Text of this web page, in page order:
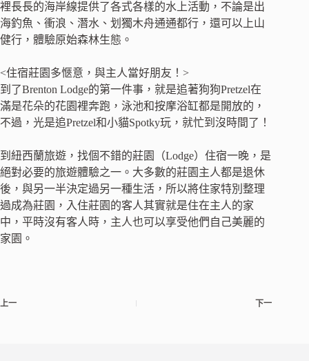
裡長長的海岸線提供了各式各樣的水上活動，不論是出
海釣魚、衝浪、潛水、划獨木舟通通都行，還可以上山
健行，體驗原始森林生態。
<住宿莊園多愜意，與主人當好朋友！>
到了Brenton Lodge的第一件事，就是追著狗狗Pretzel在
滿是花朵的花園裡奔跑，泳池和按摩浴缸都是開放的，
不過，光是追Pretzel和小貓Spotky玩，就忙到沒時間了！
到紐西蘭旅遊，找個不錯的莊園（Lodge）住宿一晚，是
絕對必要的旅遊體驗之一。大多數的莊園主人都是退休
後，與另一半決定過另一種生活，所以將住家特別整理
過成為莊園，入住莊園的客人其實就是住在主人的家
中，平時沒有客人時，主人也可以享受他們自己美麗的
家園。
上一 下一